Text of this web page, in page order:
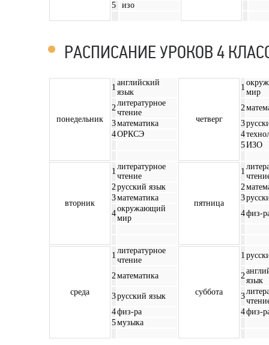
5
изо
РАСПИСАНИЕ УРОКОВ 4
понедельник
1
английский
язык
четверг
1
мир
2
литературное
чтение
2
3математика 3
4ОРКСЭ 4
5ИЗО
вторник
1
литературное
чтение
пятница
1
2русский язык 2
3математика 3
4
окружающий
мир
4физ-
среда
1
литературное
чтение
суббота
1
2математика 2
язык
3русский язык 3
4физ-ра 4физ-
5музыка